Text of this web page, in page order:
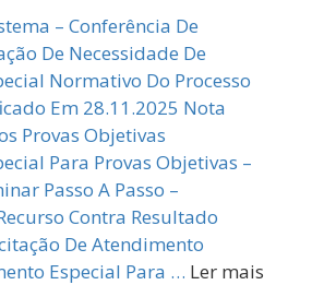
– Conferência De
De Necessidade De
Normativo Do Processo
Em 28.11.2025 Nota
Provas Objetivas
Para Provas Objetivas –
Passo A Passo –
Contra Resultado
De Atendimento
Especial Para … Ler mais